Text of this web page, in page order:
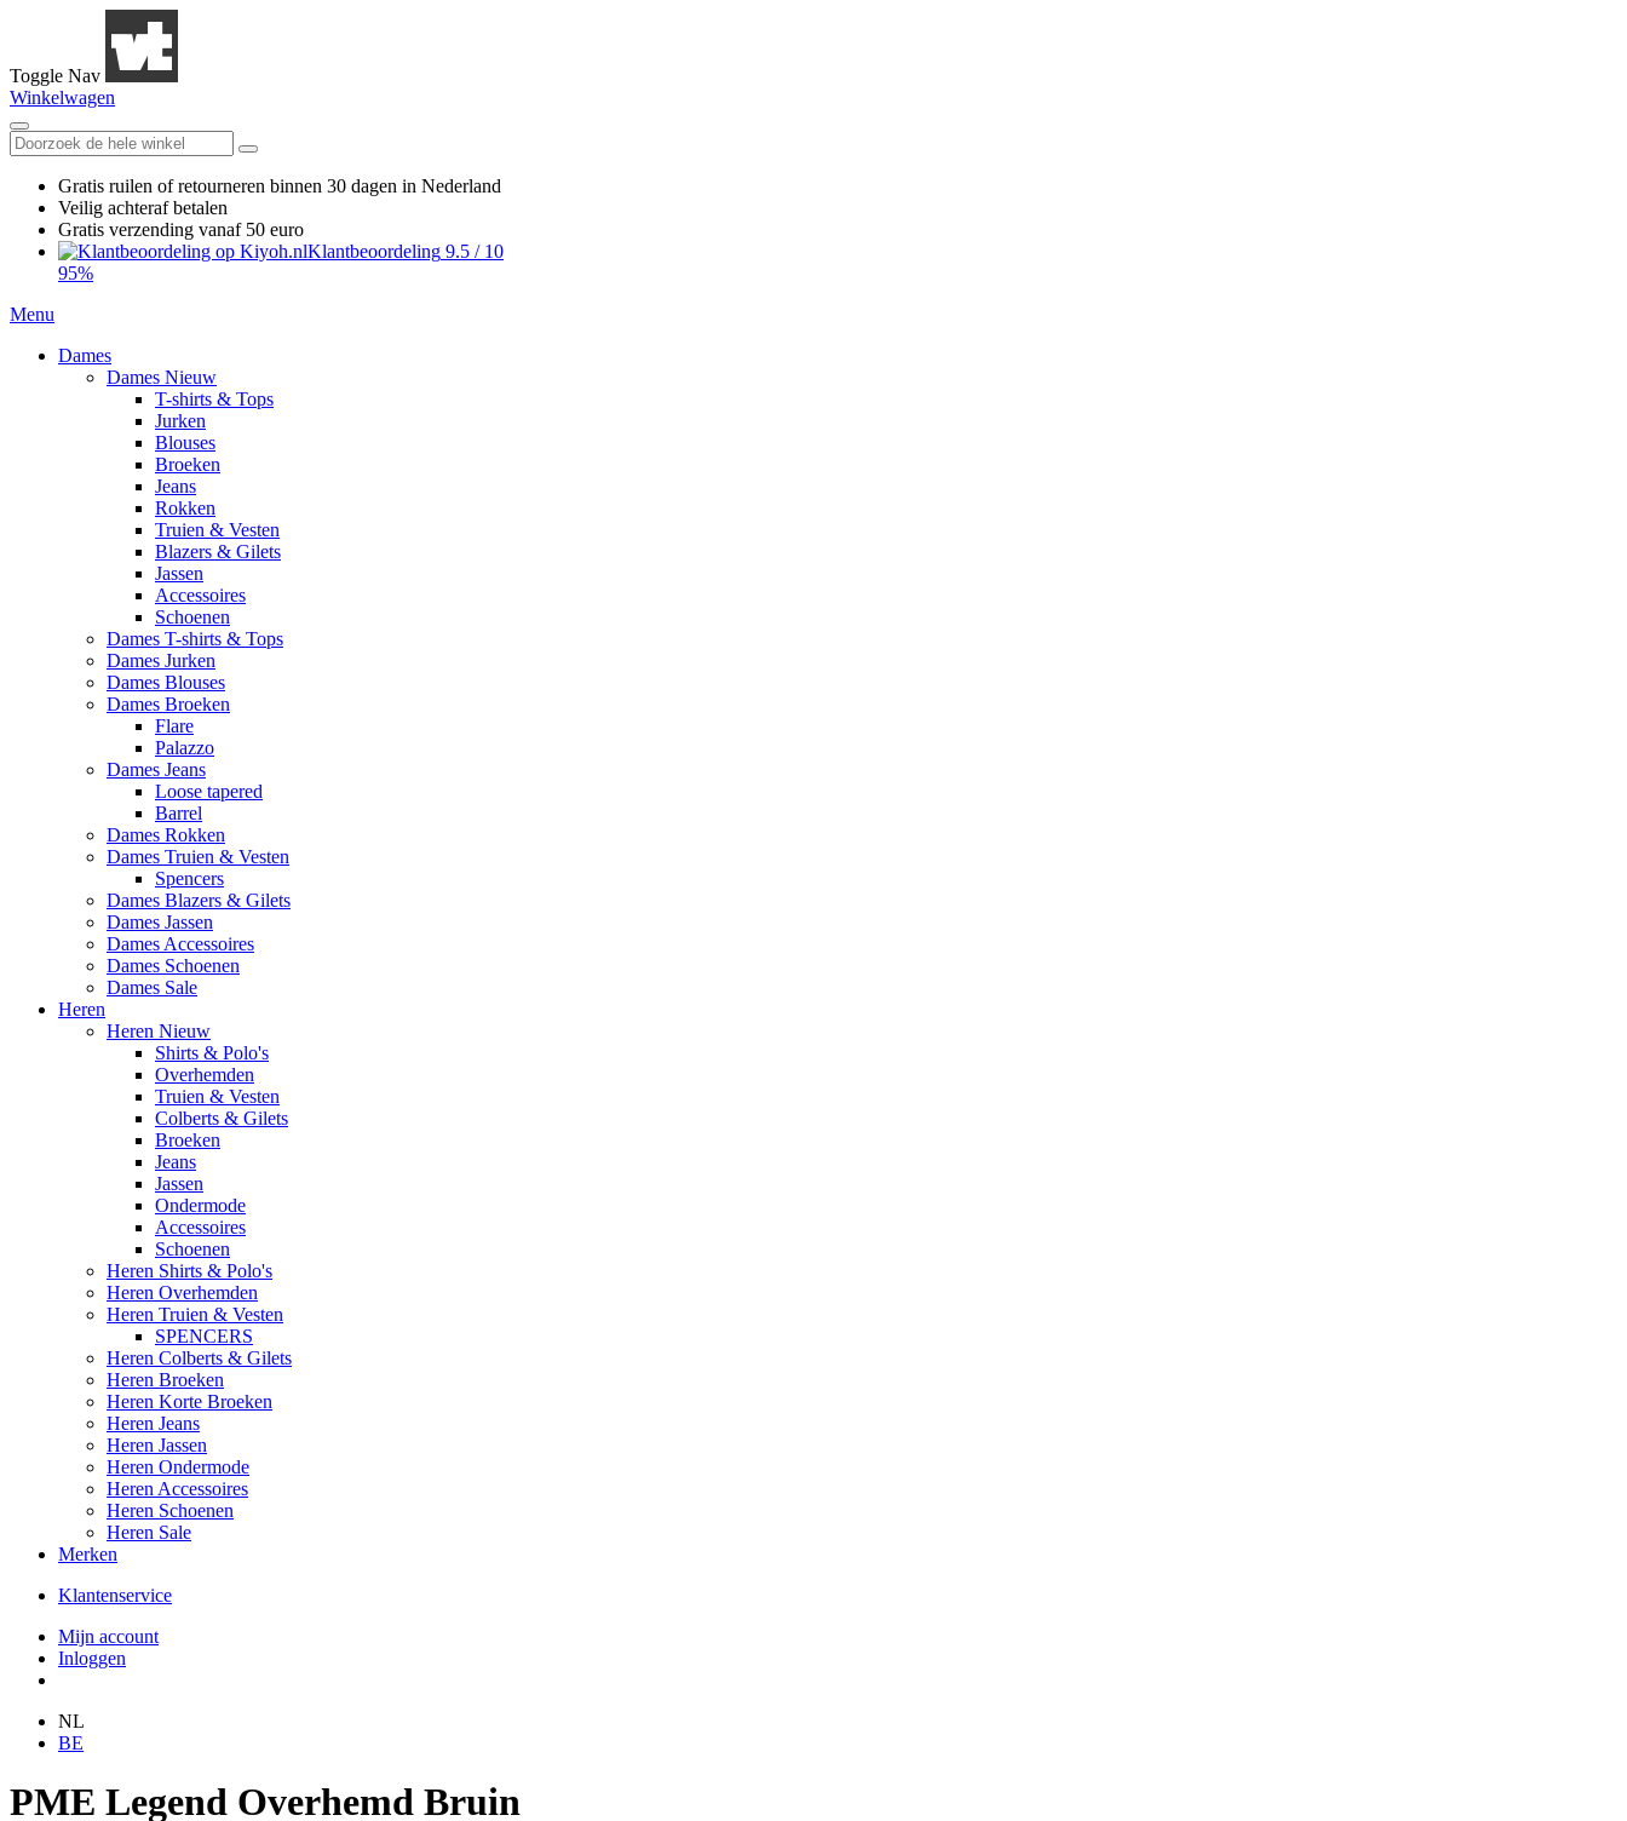
Toggle Nav
Winkelwagen
Gratis ruilen of retourneren binnen 30 dagen in Nederland
Veilig achteraf betalen
Gratis verzending vanaf 50 euro
Klantbeoordeling 9.5 / 10
95%
Menu
Dames
Dames Nieuw
T-shirts & Tops
Jurken
Blouses
Broeken
Jeans
Rokken
Truien & Vesten
Blazers & Gilets
Jassen
Accessoires
Schoenen
Dames T-shirts & Tops
Dames Jurken
Dames Blouses
Dames Broeken
Flare
Palazzo
Dames Jeans
Loose tapered
Barrel
Dames Rokken
Dames Truien & Vesten
Spencers
Dames Blazers & Gilets
Dames Jassen
Dames Accessoires
Dames Schoenen
Dames Sale
Heren
Heren Nieuw
Shirts & Polo's
Overhemden
Truien & Vesten
Colberts & Gilets
Broeken
Jeans
Jassen
Ondermode
Accessoires
Schoenen
Heren Shirts & Polo's
Heren Overhemden
Heren Truien & Vesten
SPENCERS
Heren Colberts & Gilets
Heren Broeken
Heren Korte Broeken
Heren Jeans
Heren Jassen
Heren Ondermode
Heren Accessoires
Heren Schoenen
Heren Sale
Merken
Klantenservice
Mijn account
Inloggen
NL
BE
PME Legend Overhemd Bruin